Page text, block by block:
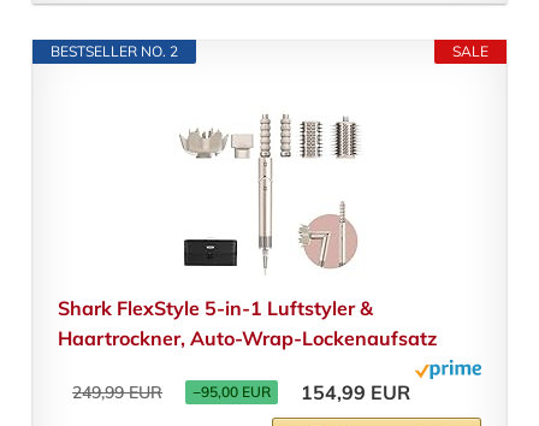
SALE
BESTSELLER NO. 2
Shark FlexStyle 5-in-1 Luftstyler &
Haartrockner, Auto-Wrap-Lockenaufsatz
249,99 EUR −95,00 EUR 154,99 EUR